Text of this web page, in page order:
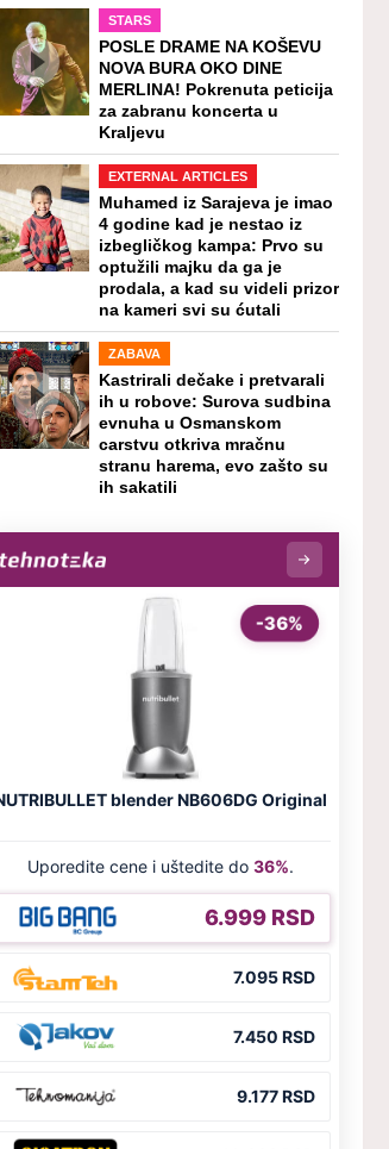
STARS
POSLE DRAME NA KOŠEVU
NOVA BURA OKO DINE
MERLINA! Pokrenuta peticija
za zabranu koncerta u
Kraljevu
EXTERNAL ARTICLES
Muhamed iz Sarajeva je imao
4 godine kad je nestao iz
izbegličkog kampa: Prvo su
optužili majku da ga je
prodala, a kad su videli prizor
na kameri svi su ćutali
ZABAVA
Kastrirali dečake i pretvarali
ih u robove: Surova sudbina
evnuha u Osmanskom
carstvu otkriva mračnu
stranu harema, evo zašto su
ih sakatili